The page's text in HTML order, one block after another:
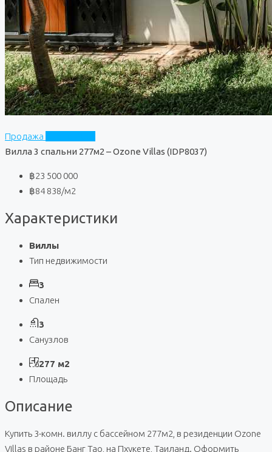
Продажа
Вилла 3 спальни 277м2 – Ozone Villas (IDP8037)
฿23 500 000
฿84 838/м2
Характеристики
Виллы
Тип недвижимости
3
Спален
3
Санузлов
277 м2
Площадь
Описание
Купить 3-комн. виллу с бассейном 277м2, в резиденции Ozone
Villas в районе Банг Тао, на Пхукете, Таиланд. Оформить